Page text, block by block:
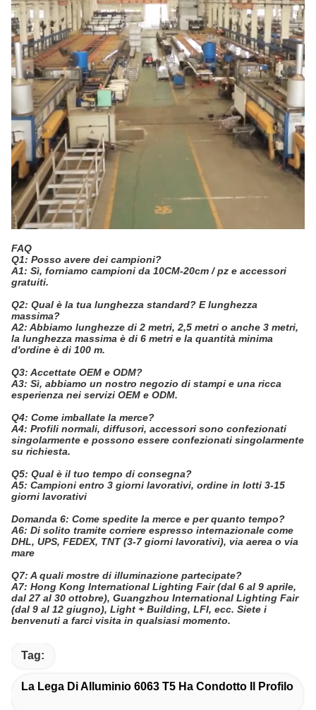
FAQ
Q1: Posso avere dei campioni?
A1: Sì, forniamo campioni da 10CM-20cm / pz e accessori
gratuiti.
Q2: Qual è la tua lunghezza standard? E lunghezza
massima?
A2: Abbiamo lunghezze di 2 metri, 2,5 metri o anche 3 metri,
la lunghezza massima è di 6 metri e la quantità minima
d'ordine è di 100 m.
Q3: Accettate OEM e ODM?
A3: Sì, abbiamo un nostro negozio di stampi e una ricca
esperienza nei servizi OEM e ODM.
Q4: Come imballate la merce?
A4: Profili normali, diffusori, accessori sono confezionati
singolarmente e possono essere confezionati singolarmente
su richiesta.
Q5: Qual è il tuo tempo di consegna?
A5: Campioni entro 3 giorni lavorativi, ordine in lotti 3-15
giorni lavorativi
Domanda 6: Come spedite la merce e per quanto tempo?
A6: Di solito tramite corriere espresso internazionale come
DHL, UPS, FEDEX, TNT (3-7 giorni lavorativi), via aerea o via
mare
Q7: A quali mostre di illuminazione partecipate?
A7: Hong Kong International Lighting Fair (dal 6 al 9 aprile,
dal 27 al 30 ottobre), Guangzhou International Lighting Fair
(dal 9 al 12 giugno), Light + Building, LFI, ecc. Siete i
benvenuti a farci visita in qualsiasi momento.
Tag:
La Lega Di Alluminio 6063 T5 Ha Condotto Il Profilo